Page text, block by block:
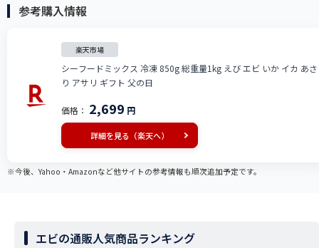
参考購入情報
楽天市場
シーフードミックス 冷凍 850g 総重量1kg えび エビ いか イカ あさ
り アサリ ギフト 父の日
価格： 2,699 円
詳細を見る（楽天へ）
※今後、Yahoo・Amazonなど他サイトの参考情報も順次追加予定です。
エビの通販人気商品ランキング